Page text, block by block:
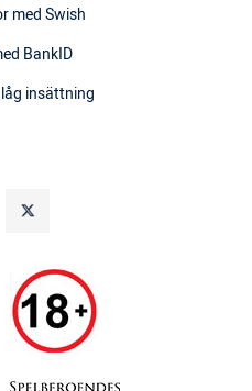
med Swish
BankID
insättning